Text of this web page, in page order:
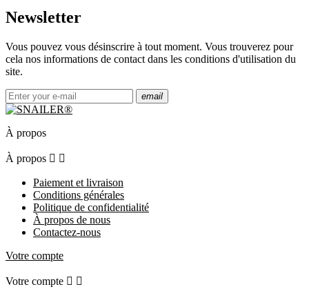
Newsletter
Vous pouvez vous désinscrire à tout moment. Vous trouverez pour
cela nos informations de contact dans les conditions d'utilisation du
site.
email
À propos
À propos  
Paiement et livraison
Conditions générales
Politique de confidentialité
À propos de nous
Contactez-nous
Votre compte
Votre compte  